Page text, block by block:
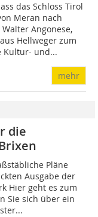
das Schloss Tirol
Meran nach
Angonese,
Hellweger zum
Kultur- und...
mehr
die
Pläne
Ausgabe der
Hier geht es zum
Sie sich über ein